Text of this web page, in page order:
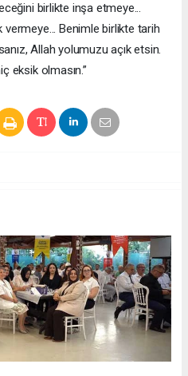
birlikte inşa etmeye...
Benimle birlikte tarih
Allah yolumuzu açık etsin.
eksik olmasın.”